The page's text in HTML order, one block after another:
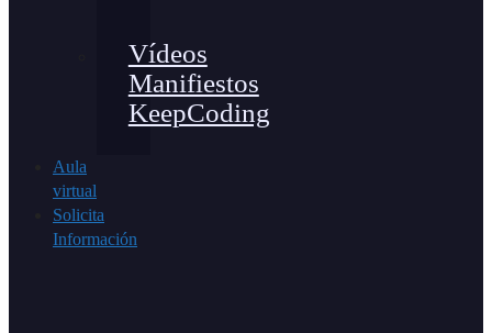
Vídeos
Manifiestos
KeepCoding
Aula
virtual
Solicita
Información